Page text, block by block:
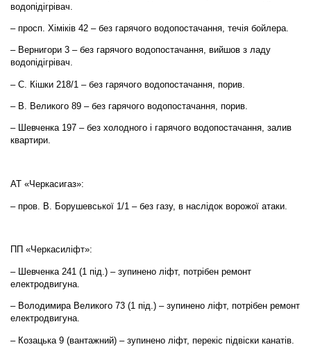
водопідігрівач.
– просп. Хіміків 42 – без гарячого водопостачання, течія бойлера.
– Вернигори 3 – без гарячого водопостачання, вийшов з ладу
водопідігрівач.
– С. Кішки 218/1 – без гарячого водопостачання, порив.
– В. Великого 89 – без гарячого водопостачання, порив.
– Шевченка 197 – без холодного і гарячого водопостачання, залив
квартири.
АТ «Черкасигаз»:
– пров. В. Борушевської 1/1 – без газу, в наслідок ворожої атаки.
ПП «Черкасиліфт»:
– Шевченка 241 (1 під.) – зупинено ліфт, потрібен ремонт
електродвигуна.
– Володимира Великого 73 (1 під.) – зупинено ліфт, потрібен ремонт
електродвигуна.
– Козацька 9 (вантажний) – зупинено ліфт, перекіс підвіски канатів.